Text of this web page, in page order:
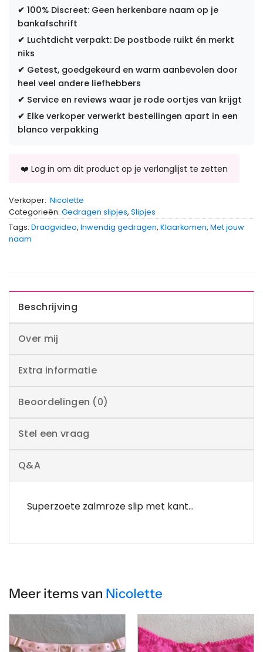
✔ 100% Discreet: Geen herkenbare naam op je
bankafschrift
✔ Luchtdicht verpakt: De postbode ruikt én merkt
niks
✔ Getest, goedgekeurd en warm aanbevolen door
heel veel andere liefhebbers
✔ Service en reviews waar je rode oortjes van krijgt
✔ Elke verkoper verwerkt bestellingen apart in een
blanco verpakking
Verkoper: Nicolette
Categorieën: Gedragen slipjes, Slipjes
Tags: Draagvideo, Inwendig gedragen, Klaarkomen, Met jouw
naam
Beschrijving
Over mij
Extra informatie
Beoordelingen (0)
Stel een vraag
Q&A
Superzoete zalmroze slip met kant…
Meer items van Nicolette